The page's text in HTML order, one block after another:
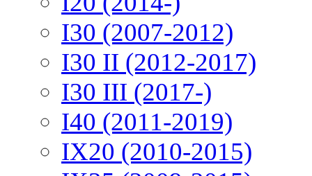
I30 (2007-2012)
I30 II (2012-2017)
I30 III (2017-)
I40 (2011-2019)
IX20 (2010-2015)